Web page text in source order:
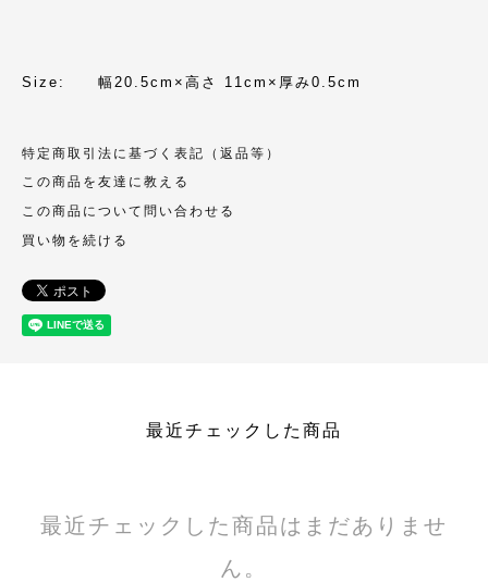
Size: 幅20.5cm×高さ 11cm×厚み0.5cm
特定商取引法に基づく表記（返品等）
この商品を友達に教える
この商品について問い合わせる
買い物を続ける
最近チェックした商品
最近チェックした商品はまだありませ
ん。